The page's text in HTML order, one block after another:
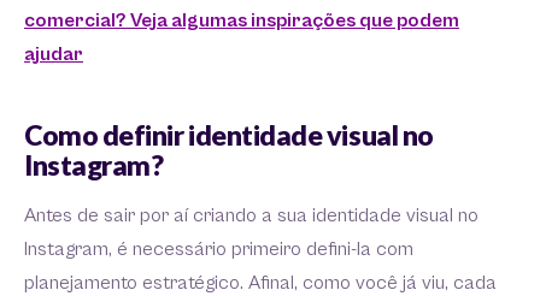
comercial? Veja algumas inspirações que podem
ajudar
Como definir identidade visual no
Instagram?
Antes de sair por aí criando a sua identidade visual no
Instagram, é necessário primeiro defini-la com
planejamento estratégico. Afinal, como você já viu, cada